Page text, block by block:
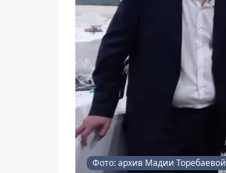
Фото: архив Мадии Торебаевой